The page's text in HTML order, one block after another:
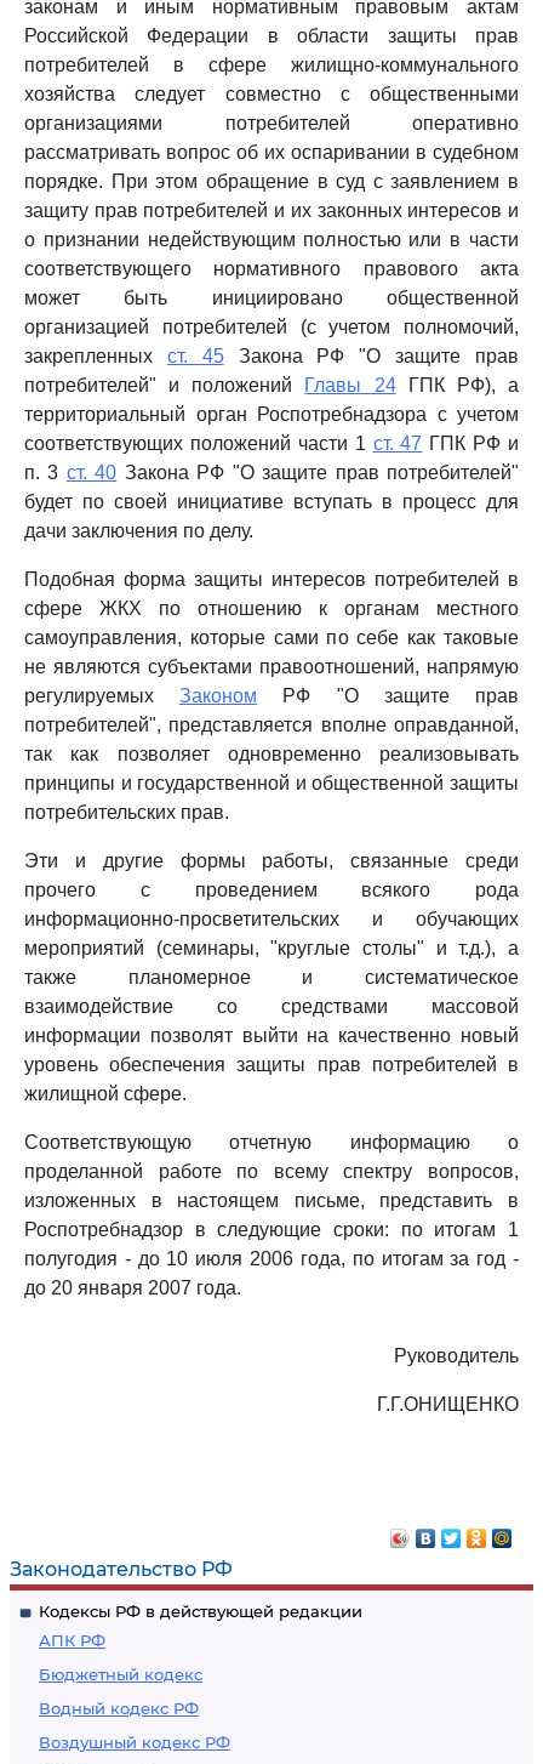
Законодательство РФ
Кодексы РФ в действующей редакции
АПК РФ
Бюджетный кодекс
Водный кодекс РФ
Воздушный кодекс РФ
законам и иным нормативным правовым актам
Российской Федерации в области защиты прав
потребителей в сфере жилищно-коммунального
хозяйства следует совместно с общественными
организациями потребителей оперативно
рассматривать вопрос об их оспаривании в судебном
порядке. При этом обращение в суд с заявлением в
защиту прав потребителей и их законных интересов и
о признании недействующим полностью или в части
соответствующего нормативного правового акта
может быть инициировано общественной
организацией потребителей (с учетом полномочий,
закрепленных ст. 45Закона РФ "О защите прав
потребителей" и положений Главы 24ГПК РФ), а
территориальный орган Роспотребнадзора с учетом
соответствующих положений части 1 ст. 47 ГПК РФ и
п. 3 ст. 40 Закона РФ "О защите прав потребителей"
будет по своей инициативе вступать в процесс для
дачи заключения по делу.
Подобная форма защиты интересов потребителей в
сфере ЖКХ по отношению к органам местного
самоуправления, которые сами по себе как таковые
не являются субъектами правоотношений, напрямую
регулируемыхЗаконом РФ "О защите прав
потребителей", представляется вполне оправданной,
так как позволяет одновременно реализовывать
принципы и государственной и общественной защиты
потребительских прав.
Эти и другие формы работы, связанные среди
прочего с проведением всякого рода
информационно-просветительских и обучающих
мероприятий (семинары, "круглые столы" и т.д.), а
также планомерное и систематическое
взаимодействие со средствами массовой
информации позволят выйти на качественно новый
уровень обеспечения защиты прав потребителей в
жилищной сфере.
Соответствующую отчетную информацию о
проделанной работе по всему спектру вопросов,
изложенных в настоящем письме, представить в
Роспотребнадзор в следующие сроки: по итогам 1
полугодия - до 10 июля 2006 года, по итогам за год -
до 20 января 2007 года.
Руководитель
Г.Г.ОНИЩЕНКО